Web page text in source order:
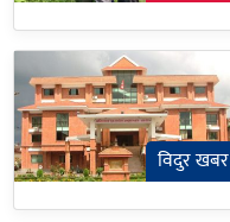
विदुर खबर